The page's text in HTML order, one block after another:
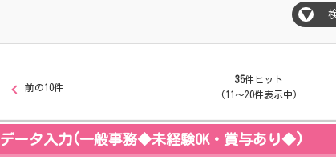
▼
前の10件
35件ヒット
(11～20件表示中)
データ入力(一般事務◆未経験OK・賞与あり◆)